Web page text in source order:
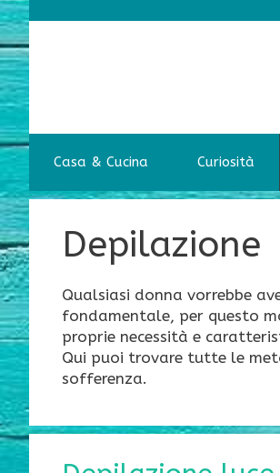
Vai
al
contenuto
Casa & Cucina Curiosità
Depilazione
Qualsiasi donna vorrebbe
fondamentale, per questo
proprie necessità e
Qui puoi trovare tutte le
sofferenza.